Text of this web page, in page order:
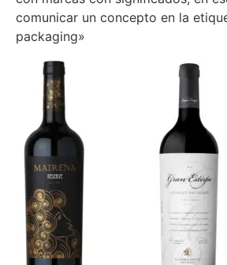
comunicar un concepto en la
packaging»